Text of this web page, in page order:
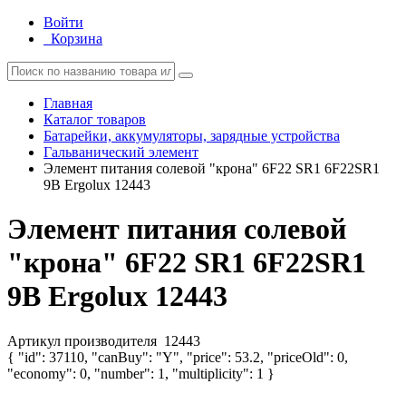
Войти
Корзина
Главная
Каталог товаров
Батарейки, аккумуляторы, зарядные устройства
Гальванический элемент
Элемент питания солевой "крона" 6F22 SR1 6F22SR1
9В Ergolux 12443
Элемент питания солевой
"крона" 6F22 SR1 6F22SR1
9В Ergolux 12443
Артикул производителя 12443
{ "id": 37110, "canBuy": "Y", "price": 53.2, "priceOld": 0,
"economy": 0, "number": 1, "multiplicity": 1 }